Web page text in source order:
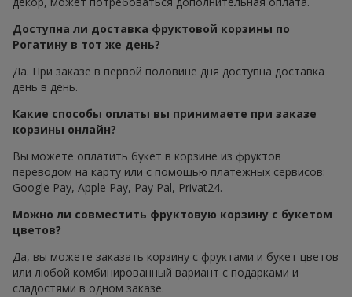
Доступна ли доставка фруктовой корзины по
Рогатину в тот же день?
Да. При заказе в первой половине дня доступна доставка
день в день.
Какие способы оплаты вы принимаете при заказе
корзины онлайн?
Вы можете оплатить букет в корзине из фруктов
переводом на карту или с помощью платежных сервисов:
Google Pay, Apple Pay, Pay Pal, Privat24.
Можно ли совместить фруктовую корзину с букетом
цветов?
Да, вы можете заказать корзину с фруктами и букет цветов
или любой комбинированный вариант с подарками и
сладостями в одном заказе.